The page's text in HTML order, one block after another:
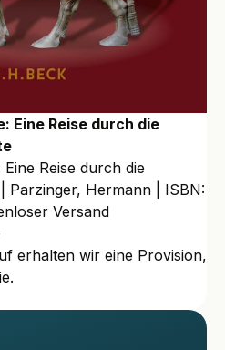
Eine Reise durch die
Reise durch die
Parzinger, Hermann | ISBN:
Versand
erhalten wir eine Provision,